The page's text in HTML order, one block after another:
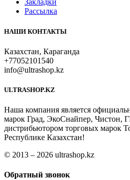
Закладки
Рассылка
НАШИ КОНТАКТЫ
Казахстан, Караганда
+77052101540
info@ultrashop.kz
ULTRASHOP.KZ
Наша компания является
марок Град, ЭкоСнайпер, Чистон,
дистрибьютором торговых марок
Республике Казахстан!
© 2013 – 2026 ultrashop.kz
Обратный звонок